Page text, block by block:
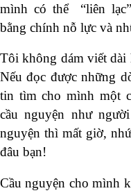
mình có thể “liên
bằng chính nỗ lực và
Tôi không dám viết
Nếu đọc được những
tin tìm cho mình một
cầu nguyện như
nguyện thì mất giờ,
đâu bạn!
Cầu nguyện cho mình